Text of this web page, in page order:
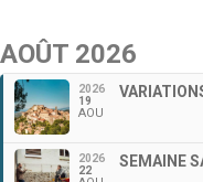
AOÛT 2026
2026
19
AOU
2026
22
SEMAINE